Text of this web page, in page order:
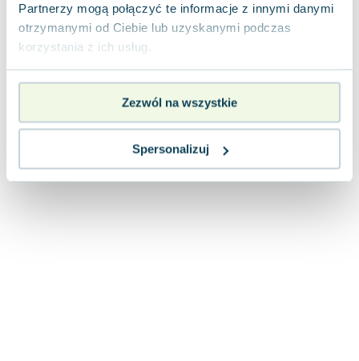
Partnerzy mogą połączyć te informacje z innymi danymi
otrzymanymi od Ciebie lub uzyskanymi podczas
korzystania z ich usług.
Zezwól na wszystkie
Spersonalizuj